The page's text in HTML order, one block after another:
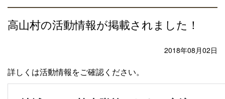
高山村の活動情報が掲載されました！
2018年08月02日
詳しくは活動情報をご確認ください。